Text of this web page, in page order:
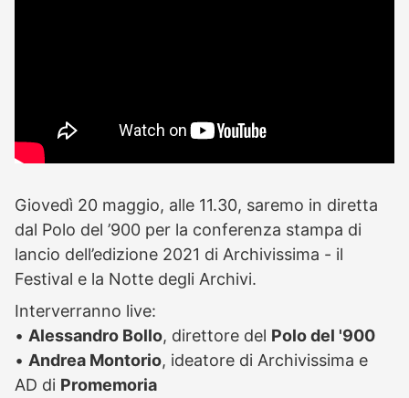
Giovedì 20 maggio, alle 11.30, saremo in diretta
dal Polo del ’900 per la conferenza stampa di
lancio dell’edizione 2021 di Archivissima - il
Festival e la Notte degli Archivi.
Interverranno live:
• Alessandro Bollo, direttore del Polo del '900
• Andrea Montorio, ideatore di Archivissima e
AD di Promemoria